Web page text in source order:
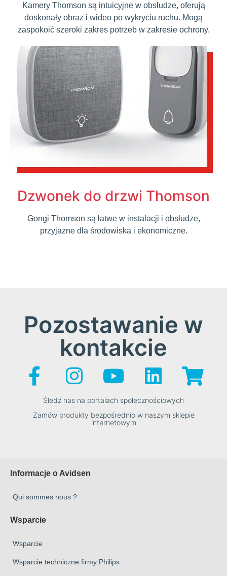
Kamery Thomson są intuicyjne w obsłudze, oferują
doskonały obraz i wideo po wykryciu ruchu. Mogą
zaspokoić szeroki zakres potrzeb w zakresie ochrony.
Dzwonek do drzwi Thomson
Gongi Thomson są łatwe w instalacji i obsłudze,
przyjazne dla środowiska i ekonomiczne.
Pozostawanie w
kontakcie
Śledź nas na portalach społecznościowych
Zamów produkty bezpośrednio w naszym sklepie
internetowym
Informacje o Avidsen
Qui sommes nous ?
Wsparcie
Wsparcie
Wsparcie techniczne firmy Philips